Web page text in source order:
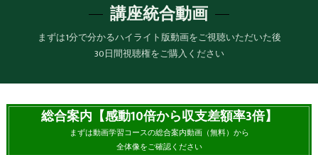
講座統合動画
まずは1分で分かるハイライト版動画をご視聴いただいた後
30日間視聴権をご購入ください
総合案内【感動10倍から収支差額率3倍】
まずは動画学習コースの総合案内動画（無料）から
全体像をご確認ください